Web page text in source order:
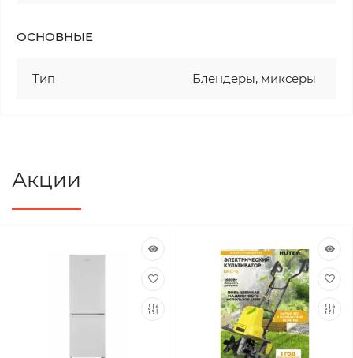
ОСНОВНЫЕ
Тип Блендеры, миксеры
Акции